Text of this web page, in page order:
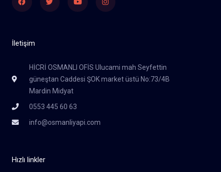
İletişim
HİCRİ OSMANLI OFİS Ulucami mah Seyfettin
güneştan Caddesi ŞOK market üstü No:73/4B
Mardin Midyat
0553 445 60 63
info@osmanliyapi.com
Hızlı linkler